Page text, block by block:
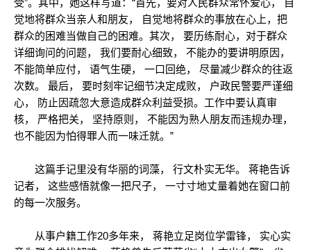
觉地将群众当亲人和朋友， 自觉地将群众的事放在心上，把
群众的困难当做自己的困难。其次， 要历练耐心，对于群众
详细询问的问题， 我们要耐心细致， 不能办的要讲明原因，
不能简单应付， 语气生硬， 一口回绝， 尽量减少群众的往返
次数。 最后， 要时刻牢记细节决定成败， 户政民警要严谨细
心， 防止因疏忽大意造成群众利益受损。工作中要认真审
核， 严格把关， 坚持原则， 不能因为熟人朋友而违规办理，
也不能因为怕得罪人而一味迁就。”
这篇手记里没有华丽的词藻， 行文朴实无华。 蒋艳告诉
记者， 这些感悟就像一把尺子， 一寸寸地丈量着她在窗口前
的每一次服务。
从事户籍工作20多年来， 蒋艳立足岗位学雷锋， 实心实